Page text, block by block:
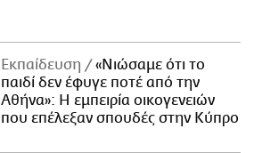
Εκπαίδευση
«Νιώσαμε ότι το
παιδί δεν έφυγε ποτέ από την
Αθήνα»: Η εμπειρία οικογενειών
που επέλεξαν σπουδές στην Κύπρο